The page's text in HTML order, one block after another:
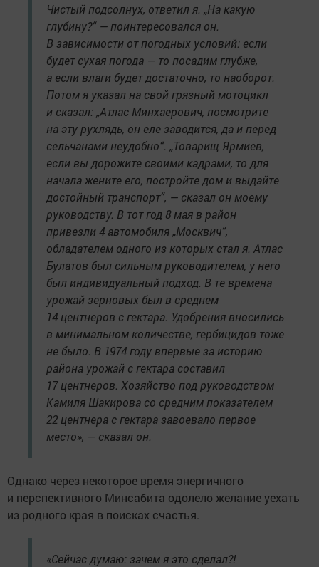
Чистый подсолнух, ответил я. „На какую
глубину?“ — поинтересовался он.
В зависимости от погодных условий: если
будет сухая погода — то посадим глубже,
а если влаги будет достаточно, то наоборот.
Потом я указал на свой грязный мотоцикл
и сказал: „Атлас Минхаерович, посмотрите
на эту рухлядь, он еле заводится, да и перед
сельчанами неудобно“. „Товарищ Ярмиев,
если вы дорожите своими кадрами, то для
начала жените его, постройте дом и выдайте
достойный транспорт“, — сказал он моему
руководству. В тот год 8 мая в район
привезли 4 автомобиля „Москвич“,
обладателем одного из которых стал я. Атлас
Булатов был сильным руководителем, у него
был индивидуальный подход. В те времена
урожай зерновых был в среднем
14 центнеров с гектара. Удобрения вносились
в минимальном количестве, гербицидов тоже
не было. В 1974 году впервые за историю
района урожай с гектара составил
17 центнеров. Хозяйство под руководством
Камиля Шакирова со средним показателем
22 центнера с гектара завоевало первое
место», — сказал он.
Однако через некоторое время энергичного
и перспективного Минсабита одолело желание уехать
из родного края в поисках счастья.
«Сейчас думаю: зачем я это сделал?!